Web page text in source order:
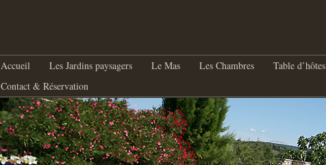
principal
Aller au contenu principal
Aller au contenu secondaire
Accueil Les Jardins paysagers Le Mas Les Chambres Table d’hôtes
Contact & Réservation